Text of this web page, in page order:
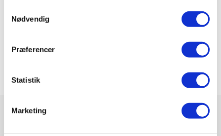
Nødvendig
Præferencer
Statistik
Marketing